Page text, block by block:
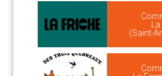
(Saint-